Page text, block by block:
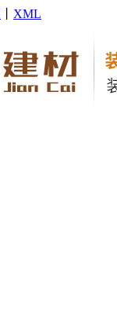
XML